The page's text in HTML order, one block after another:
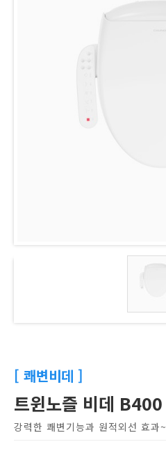
[ 쾌변비데 ]
트윈노즐 비데 B400
강력한 쾌변기능과 원적외선 효과~